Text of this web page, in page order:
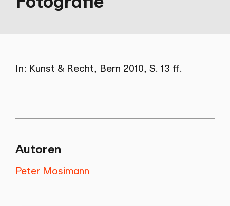
In: Kunst & Recht, Bern 2010, S. 13 ff.
Autoren
Peter Mosimann